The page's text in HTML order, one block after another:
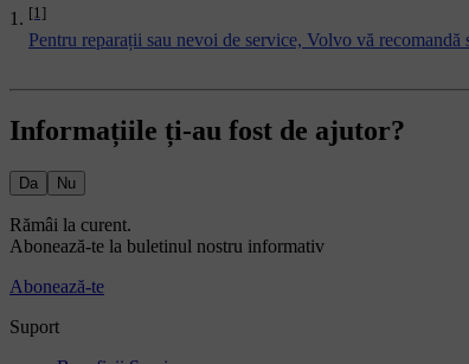
[1]
Pentru reparații sau nevoi de service, Volvo vă
Informațiile ți-au fost de ajutor?
Da Nu